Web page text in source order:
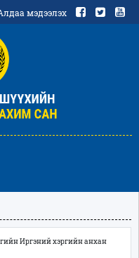
мэдээлэх
Иргэний хэргийн анхан